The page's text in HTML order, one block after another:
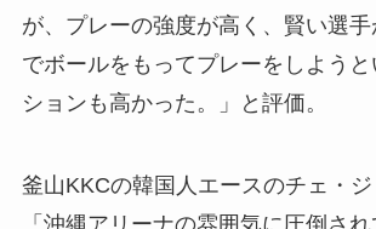
が、プレーの強度が高く、賢い選
でボールをもってプレーをしよう
ションも高かった。」と評価。
釜山KKCの韓国人エースのチェ・
「沖縄アリーナの雰囲気に圧倒さ